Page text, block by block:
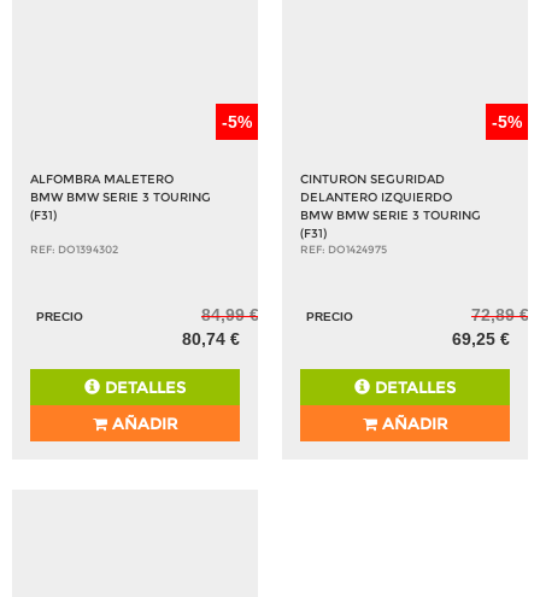
-5%
ALFOMBRA MALETERO
BMW BMW SERIE 3 TOURING
(F31)
REF: DO1394302
PRECIO
84,99 €
80,74 €
DETALLES
AÑADIR
-5%
CINTURON SEGURIDAD
DELANTERO IZQUIERDO
BMW BMW SERIE 3 TOURING
(F31)
REF: DO1424975
PRECIO
72,89 €
69,25 €
DETALLES
AÑADIR